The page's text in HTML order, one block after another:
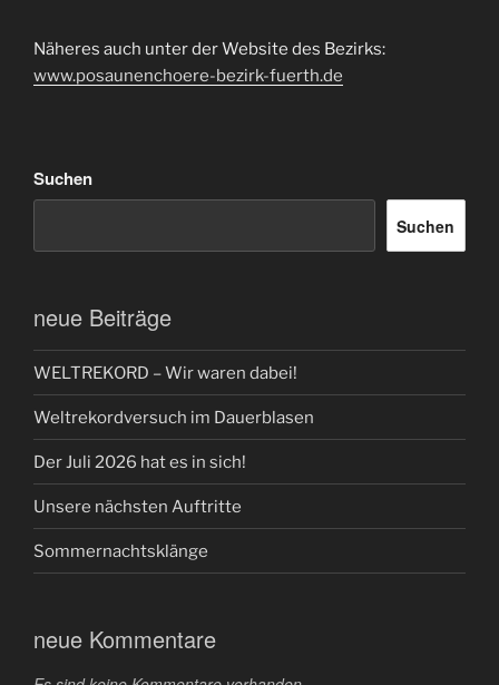
Näheres auch unter der Website des Bezirks:
www.posaunenchoere-bezirk-fuerth.de
Suchen
Suchen
neue Beiträge
WELTREKORD – Wir waren dabei!
Weltrekordversuch im Dauerblasen
Der Juli 2026 hat es in sich!
Unsere nächsten Auftritte
Sommernachtsklänge
neue Kommentare